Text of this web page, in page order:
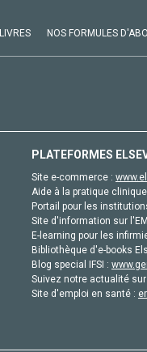
LIVRES NOS FORMULES
PLATEFORMES
Site e-commerce :
Aide à la pratique
Portail pour les
Site d'information sur
E-learning pour les
Bibliothèque d'e-books
Blog special IFSI :
Suivez notre actualité
Site d'emploi en santé :